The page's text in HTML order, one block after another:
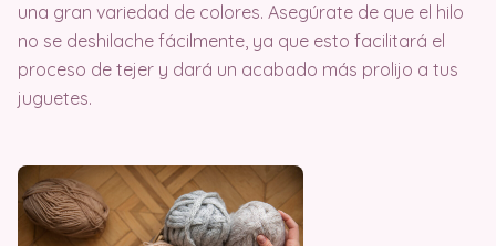
una gran variedad de colores. Asegúrate de que el hilo
no se deshilache fácilmente, ya que esto facilitará el
proceso de tejer y dará un acabado más prolijo a tus
juguetes.